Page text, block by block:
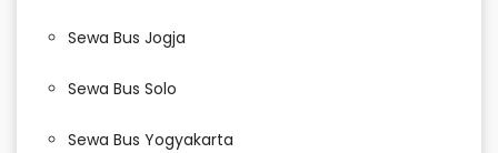
Sewa Bus Jogja
Sewa Bus Solo
Sewa Bus Yogyakarta